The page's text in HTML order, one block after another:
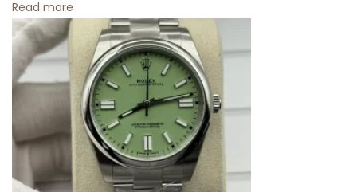
ア
ル
「
ハ
ク
」
Read more